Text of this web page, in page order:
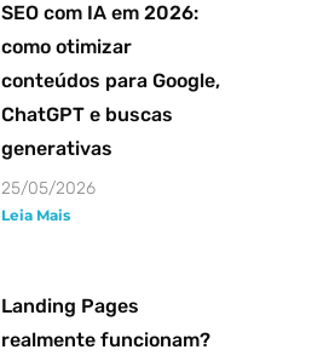
SEO com IA em 2026:
como otimizar
conteúdos para Google,
ChatGPT e buscas
generativas
25/05/2026
Leia Mais
Landing Pages
realmente funcionam?